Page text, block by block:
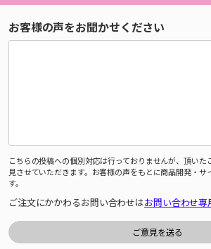
お客様の声をお聞かせください
こちらの投稿への個別対応は行っておりませんが、頂いた
見させていただきます。お客様の声をもとに商品開発・サ
す。
ご注文にかかわるお問い合わせはお問い合わせ専